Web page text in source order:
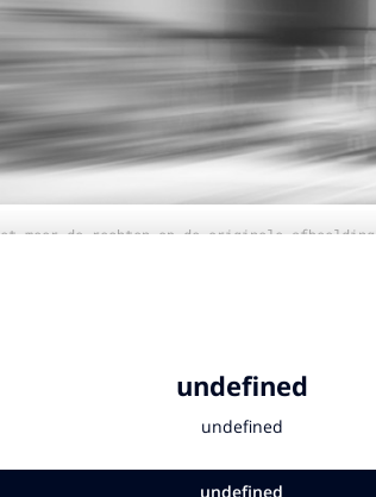
meer de rechten op de originele afbeelding